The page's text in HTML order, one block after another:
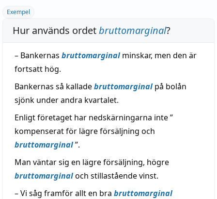
Exempel
Hur används ordetbruttomarginal?
– Bankernas bruttomarginalminskar, men den är
fortsatt hög.
Bankernas så kalladebruttomarginalpå bolån
sjönk under andra kvartalet.
Enligt företaget har nedskärningarna inte ”
kompenserat för lägre försäljning och
bruttomarginal”.
Man väntar sig en lägre försäljning, högre
bruttomarginaloch stillastående vinst.
– Vi såg framför allt en bra bruttomarginal